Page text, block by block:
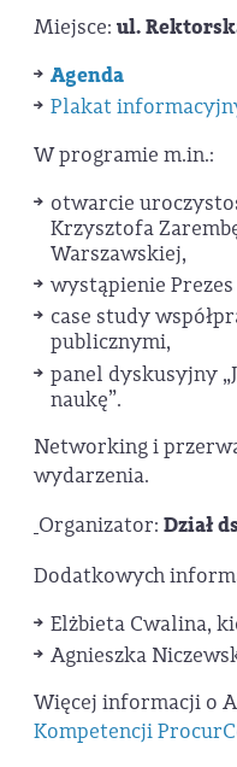
Miejsce: ul.
Agenda
Plakat
W programie m.in.:
otwarcie
Krzysztofa
Warszawskiej,
wystąpienie
case study
publicznymi,
panel dyskusyjny
naukę”.
Networking i
wydarzenia.
Organizator: Dział
Dodatkowych
Elżbieta Cwalina,
Agnieszka
Więcej informacji o
Kompetencji